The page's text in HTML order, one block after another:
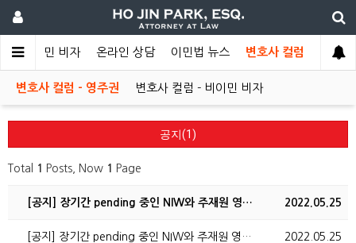
비이민 비자 온라인 상담 이민법 뉴스 변호사 컬럼
변호사 컬럼 - 영주권 변호사 컬럼 - 비이민 비자
공지(1)
Total 1 Posts, Now 1 Page
2022.05.25
[공지] 장기간 pending 중인 NIW와 주재원 영…
2022.05.25
[공지] 장기간 pending 중인 NIW와 주재원 영…